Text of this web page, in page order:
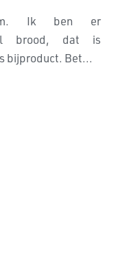
Ik ben er
brood, dat is
bijproduct. Bet...